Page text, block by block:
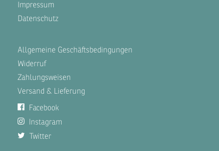
Impressum
Datenschutz
Allgemeine Geschäftsbedingungen
Widerruf
Zahlungsweisen
Versand & Lieferung
Facebook
Instagram
Twitter